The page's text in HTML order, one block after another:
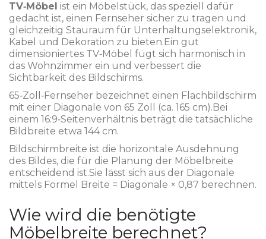
TV‑Möbel ist ein Möbelstück, das speziell dafür
gedacht ist, einen Fernseher sicher zu tragen und
gleichzeitig Stauraum für Unterhaltungselektronik,
Kabel und Dekoration zu bieten.Ein gut
dimensioniertes TV‑Möbel fügt sich harmonisch in
das Wohnzimmer ein und verbessert die
Sichtbarkeit des Bildschirms.
65‑Zoll‑Fernseher bezeichnet einen Flachbildschirm
mit einer Diagonale von 65 Zoll (ca. 165 cm).Bei
einem 16:9‑Seitenverhältnis beträgt die tatsächliche
Bildbreite etwa 144 cm.
Bildschirmbreite ist die horizontale Ausdehnung
des Bildes, die für die Planung der Möbelbreite
entscheidend ist.Sie lässt sich aus der Diagonale
mittels Formel Breite = Diagonale × 0,87 berechnen.
Wie wird die benötigte
Möbelbreite berechnet?